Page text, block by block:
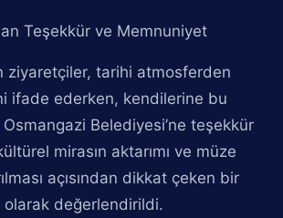
Teşekkür ve Memnuniyet
ziyaretçiler, tarihi atmosferden
ifade ederken, kendilerine bu
Osmangazi Belediyesi’ne teşekkür
mirasın aktarımı ve müze
açısından dikkat çeken bir
olarak değerlendirildi.